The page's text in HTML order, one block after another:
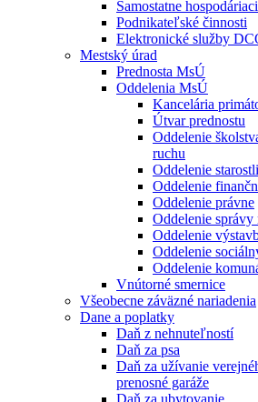
Samostatne
Podnikateľské činnosti
Elektronické služby
Mestský úrad
Prednosta MsÚ
Oddelenia MsÚ
Kancelária
Útvar prednostu
Oddelenie
ruchu
Oddelenie
Oddelenie
Oddelenie právne
Oddelenie správy
Oddelenie
Oddelenie
Oddelenie
Vnútorné smernice
Všeobecne záväzné nariadenia
Dane a poplatky
Daň z nehnuteľností
Daň za psa
Daň za užívanie
prenosné garáže
Daň za ubytovanie